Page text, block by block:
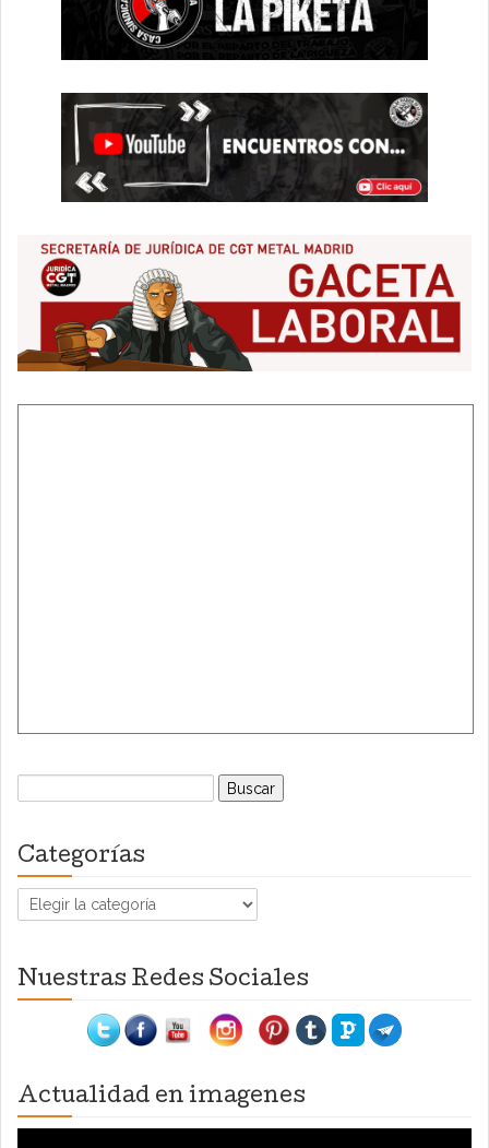
Buscar:
Categorías
Categorías
Nuestras Redes Sociales
Actualidad en imagenes